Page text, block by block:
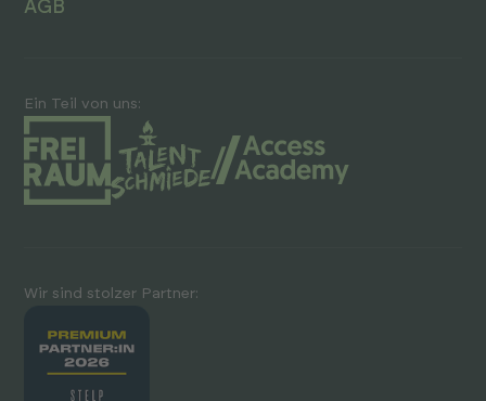
AGB
Ein Teil von uns:
Wir sind stolzer Partner: